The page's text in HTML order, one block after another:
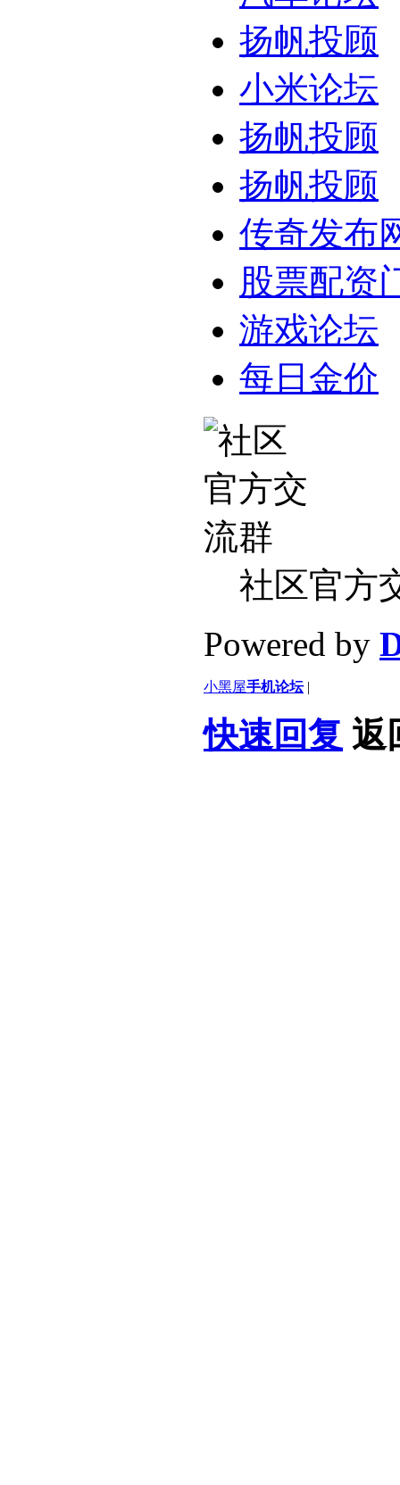
扬帆投顾
小米论坛
扬帆投顾
扬帆投顾
传奇发布
股票配资
游戏论坛
每日金价
社区官方
Powered by
小黑屋手机论坛 |
快速回复 返